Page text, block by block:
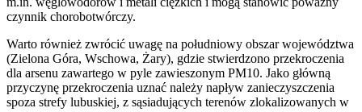
czynnik chorobotwórczy.
Warto również zwrócić uwagę na południowy obszar województwa
(Zielona Góra, Wschowa, Żary), gdzie stwierdzono przekroczenia
dla arsenu zawartego w pyle zawieszonym PM10. Jako główną
przyczynę przekroczenia uznać należy napływ zanieczyszczenia
spoza strefy lubuskiej, z sąsiadujących terenów zlokalizowanych w